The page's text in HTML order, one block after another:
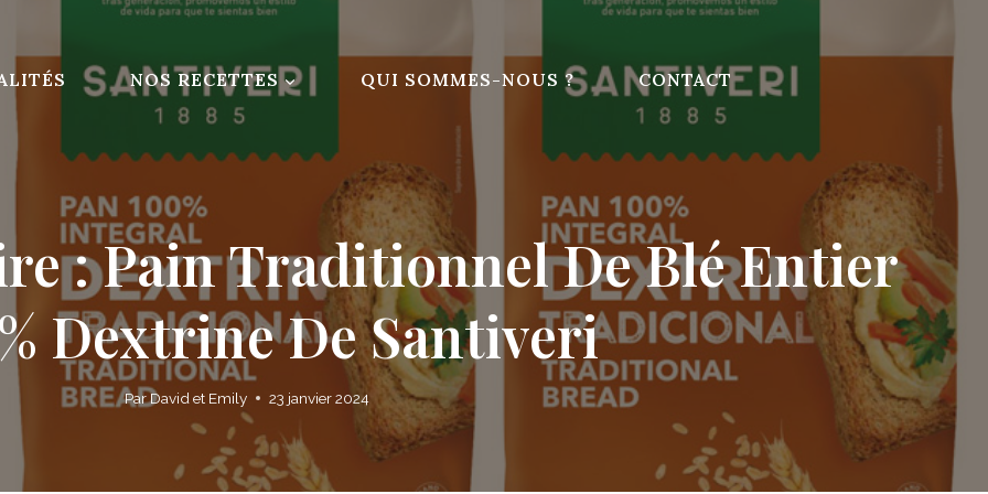
NOS RECETTES QUI SOMMES-NOUS ? CONTACT
: Pain Traditionnel De Blé Entier
Dextrine De Santiveri
ParDavid et Emily 23 janvier 2024